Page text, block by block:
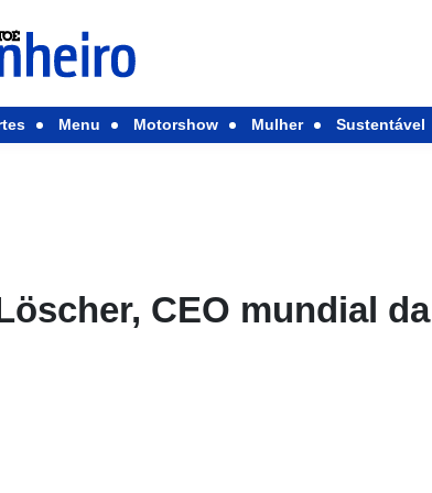
Menu Motorshow Mulher Sustentável
CEO mundial da